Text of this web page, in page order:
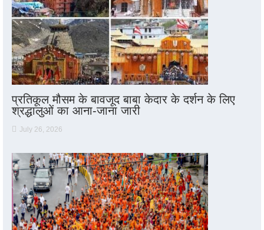
प्रतिकूल मौसम के बावजूद बाबा केदार के दर्शन के लिए
श्रद्धालुओं का आना-जाना जारी
July 26, 2026